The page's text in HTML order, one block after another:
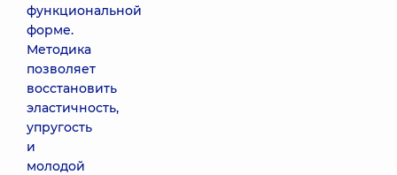
функциональной
форме.
Методика
позволяет
восстановить
эластичность,
упругость
и
молодой